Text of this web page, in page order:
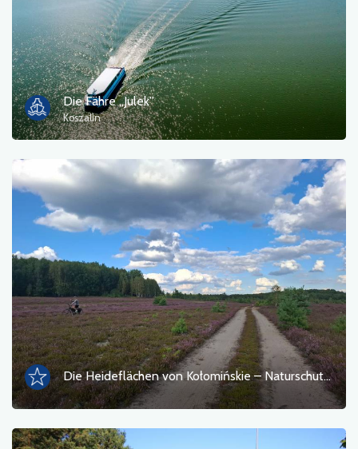
Die Fähre „Julek”
Koszalin
Die Heideflächen von Kołomińskie – Naturschutzgebiet „Diabelskie Pustacie”